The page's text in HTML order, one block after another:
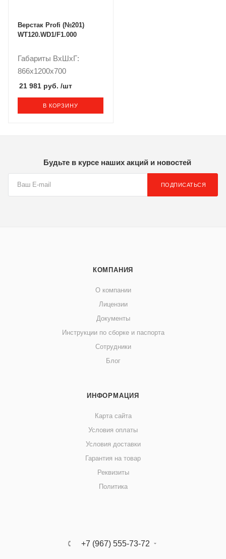
Верстак Profi (№201)
WT120.WD1/F1.000
Габариты ВxШxГ:
866x1200x700
21 981 руб. /шт
В КОРЗИНУ
Будьте в курсе наших акций и новостей
ПОДПИСАТЬСЯ
КОМПАНИЯ
О компании
Лицензии
Документы
Инструкции по сборке и паспорта
Сотрудники
Блог
ИНФОРМАЦИЯ
Карта сайта
Условия оплаты
Условия доставки
Гарантия на товар
Реквизиты
Политика
+7 (967) 555-73-72